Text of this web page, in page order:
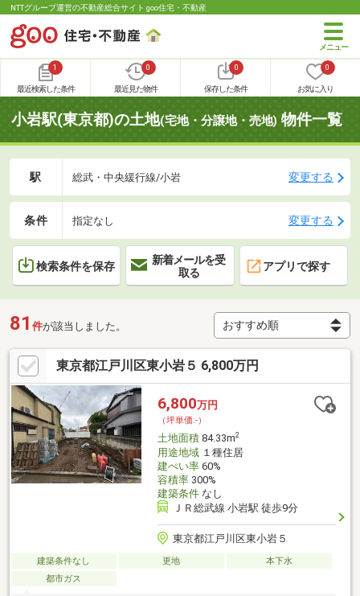
NTTグループ運営の不動産総合サイト goo住宅・不動産
1
最近検索した条件
0
最近見た物件
0
保存した条件
0
お気に入り
小岩駅(東京都)の土地(宅地・分譲地・売地) 物件一覧
駅 総武・中央緩行線/小岩 変更する
条件 指定なし 変更する
検索条件を保存
新着メールを受
取る
アプリで探す
81 件が該当しました。
東京都江戸川区東小岩５ 6,800万円
6,800万円
（坪単価:-）
土地面積84.33m2
用途地域１種住居
建ぺい率60%
容積率300%
建築条件なし
ＪＲ総武線 小岩駅 徒歩9分
東京都江戸川区東小岩５
建築条件なし 更地
本下水
都市ガス